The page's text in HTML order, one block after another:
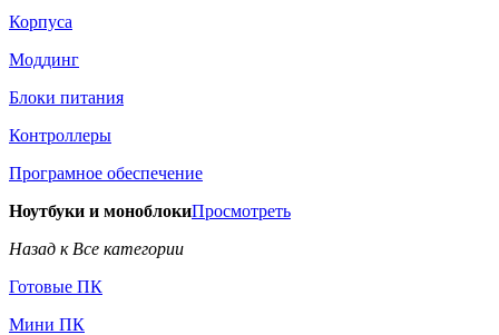
Корпуса
Моддинг
Блоки питания
Контроллеры
Програмное обеспечение
Ноутбуки и моноблокиПросмотреть
Назад к Все категории
Готовые ПК
Мини ПК